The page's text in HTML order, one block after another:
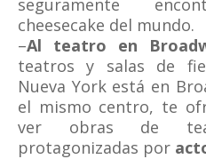
seguramente
cheesecake del mundo.
–Al teatro en
teatros y salas de
Nueva York está en
el mismo centro, te
ver obras de
protagonizadas por